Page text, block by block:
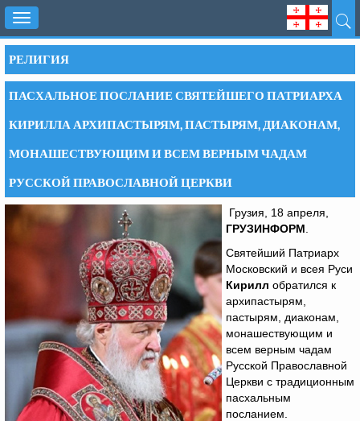
Toggle
navigation
РЕЛИГИЯ
ПАСХАЛЬНОЕ ПОСЛАНИЕ СВЯТЕЙШЕГО ПАТРИАРХА
КИРИЛЛА АРХИПАСТЫРЯМ, ПАСТЫРЯМ, ДИАКОНАМ,
МОНАШЕСТВУЮЩИМ И ВСЕМ ВЕРНЫМ ЧАДАМ
РУССКОЙ ПРАВОСЛАВНОЙ ЦЕРКВИ
Грузия, 18 апреля,
ГРУЗИНФОРМ
Святейший Патриарх
Московский и всея Руси
Кирилл обратился к
архипастырям,
пастырям, диаконам,
монашествующим и
всем верным чадам
Русской Православной
Церкви с традиционным
пасхальным
посланием.